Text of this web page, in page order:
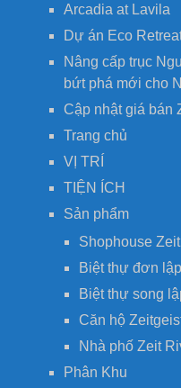
Arcadia at Lavila
Dự án Eco
Nâng cấp trục
bứt phá mới cho
Cập nhật giá bán
Trang chủ
VỊ TRÍ
TIỆN ÍCH
Sản phẩm
Shophouse
Biệt thự đơn
Biệt thự song
Căn hộ
Nhà phố Zeit
Phân Khu